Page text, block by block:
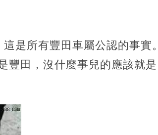
是所有豐田車屬公認的事實。
豐田，沒什麼事兒的應該就是